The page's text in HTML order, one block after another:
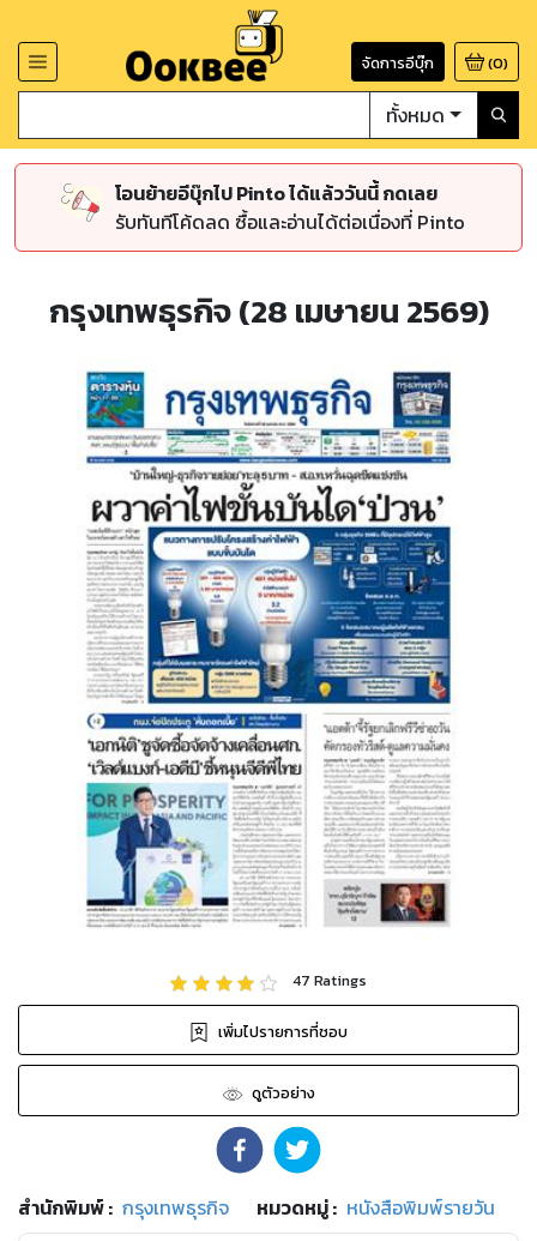
จัดการอีบุ๊ก (0)
ทั้งหมด
โอนย้ายอีบุ๊กไป Pinto ได้แล้ววันนี้ กดเลย
รับทันทีโค้ดลด ซื้อและอ่านได้ต่อเนื่องที่ Pinto
กรุงเทพธุรกิจ (28 เมษายน 2569)
47 Ratings
เพิ่มไปรายการที่ชอบ
ดูตัวอย่าง
สำนักพิมพ์: กรุงเทพธุรกิจ หมวดหมู่: หนังสือพิมพ์รายวัน